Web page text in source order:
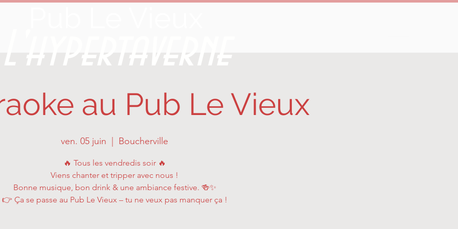
au Pub Le Vieux
ven. 05 juin Boucherville
🔥 Tous les vendredis soir 🔥
Viens chanter et tripper avec nous !
Bonne musique, bon drink & une ambiance festive. 🍻✨
👉 Ça se passe au Pub Le Vieux – tu ne veux pas manquer ça !